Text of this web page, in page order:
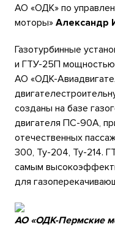
АО «ОДК» по
моторы» Александр
Газотурбинные
и ГТУ-25П
АО «ОДК-
созданы на базе
двигателя ПС-90А,
отечественных
300, Ту-204, Ту-214.
самым
для
АО «ОДК-Пермские